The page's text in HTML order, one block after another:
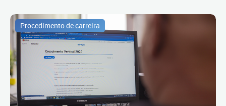
Procedimento de carreira